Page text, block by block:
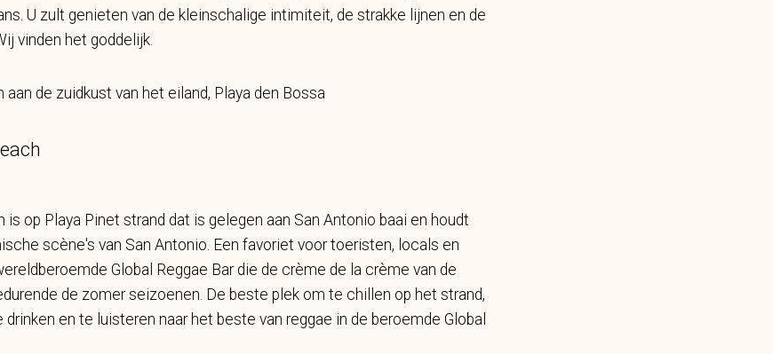
U zult genieten van de kleinschalige intimiteit, de strakke lijnen en de
vinden het goddelijk.
aan de zuidkust van het eiland, Playa den Bossa
is op Playa Pinet strand dat is gelegen aan San Antonio baai en houdt
scène's van San Antonio. Een favoriet voor toeristen, locals en
Global Reggae Bar die de crème de la crème van de
de zomer seizoenen. De beste plek om te chillen op het strand,
en te luisteren naar het beste van reggae in de beroemde Global